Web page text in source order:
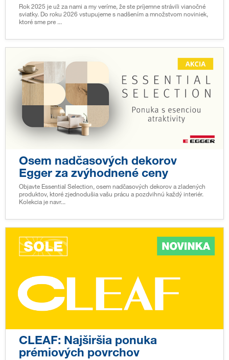
Rok 2025 je už za nami a my veríme, že ste príjemne strávili vianočné
sviatky. Do roku 2026 vstupujeme s nadšením a množstvom noviniek,
ktoré sme pre ...
Osem nadčasových dekorov
Egger za zvýhodnené ceny
Objavte Essential Selection, osem nadčasových dekorov a zladených
produktov, ktoré zjednodušia vašu prácu a pozdvihnú každý interiér.
Kolekcia je navr...
CLEAF: Najširšia ponuka
prémiových povrchov